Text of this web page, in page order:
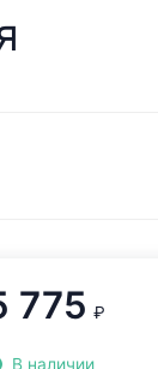
775 ₽
В наличии